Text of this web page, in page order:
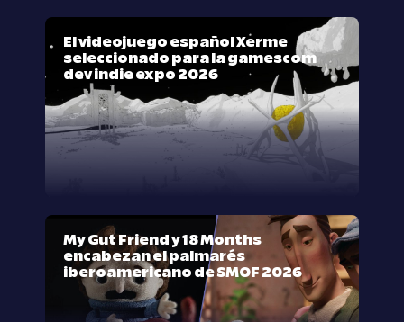
El videojuego español Xerme
seleccionado para la gamescom
dev indie expo 2026
My Gut Friend y 18 Months
encabezan el palmarés
iberoamericano de SMOF 2026